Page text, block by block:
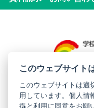
西濃学
このウェブサイト
このウェブサイトは適
用しています。個人情
得と利用に同意をお願